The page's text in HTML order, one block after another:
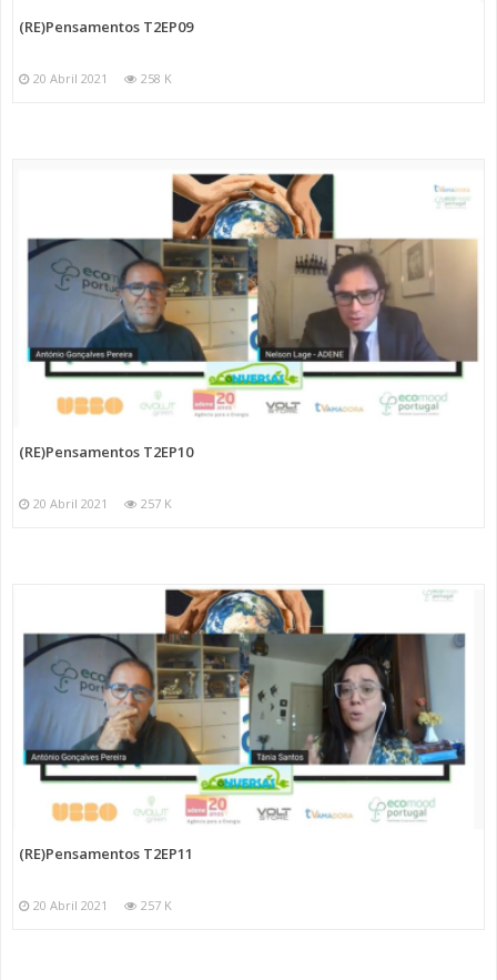
(RE)Pensamentos T2EP09
20 Abril 2021 258 K
(RE)Pensamentos T2EP10
20 Abril 2021 257 K
(RE)Pensamentos T2EP11
20 Abril 2021 257 K